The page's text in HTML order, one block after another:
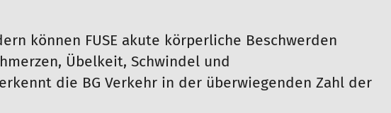
können FUSE akute körperliche Beschwerden
Übelkeit, Schwindel und
die BG Verkehr in der überwiegenden Zahl der